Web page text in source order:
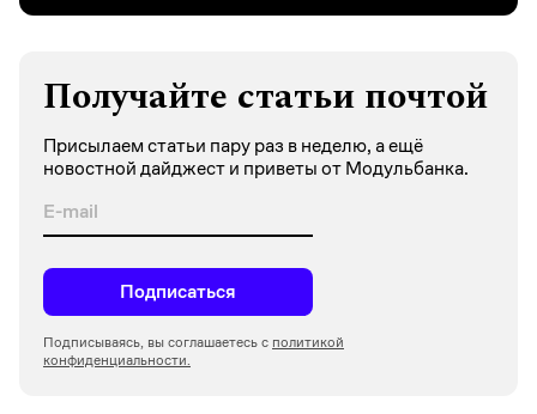
Получайте статьи почтой
Присылаем статьи пару раз в неделю, а ещё
новостной дайджест и приветы от Модульбанка.
Подписаться
Подписываясь, вы соглашаетесь с политикой
конфиденциальности.